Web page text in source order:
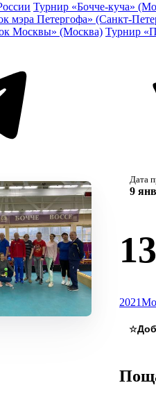
Турнир «Бочче-куча»
мэра Петергофа» (Санкт-
Москвы» (Москва) Турнир
Дата
9
2021
☆